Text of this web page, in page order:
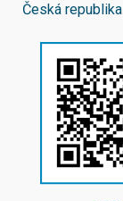
Česká republika